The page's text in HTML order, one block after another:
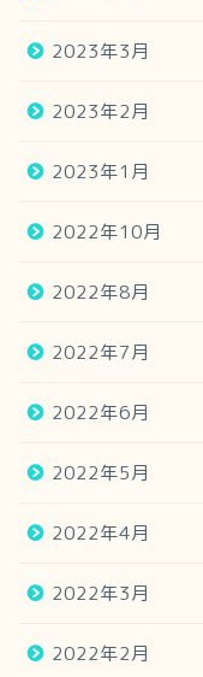
2023年3月
2023年2月
2023年1月
2022年10月
2022年8月
2022年7月
2022年6月
2022年5月
2022年4月
2022年3月
2022年2月